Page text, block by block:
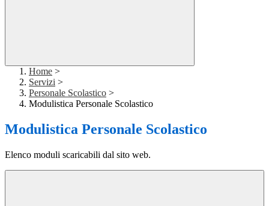
Home >
Servizi >
Personale Scolastico >
Modulistica Personale Scolastico
Modulistica Personale Scolastico
Elenco moduli scaricabili dal sito web.